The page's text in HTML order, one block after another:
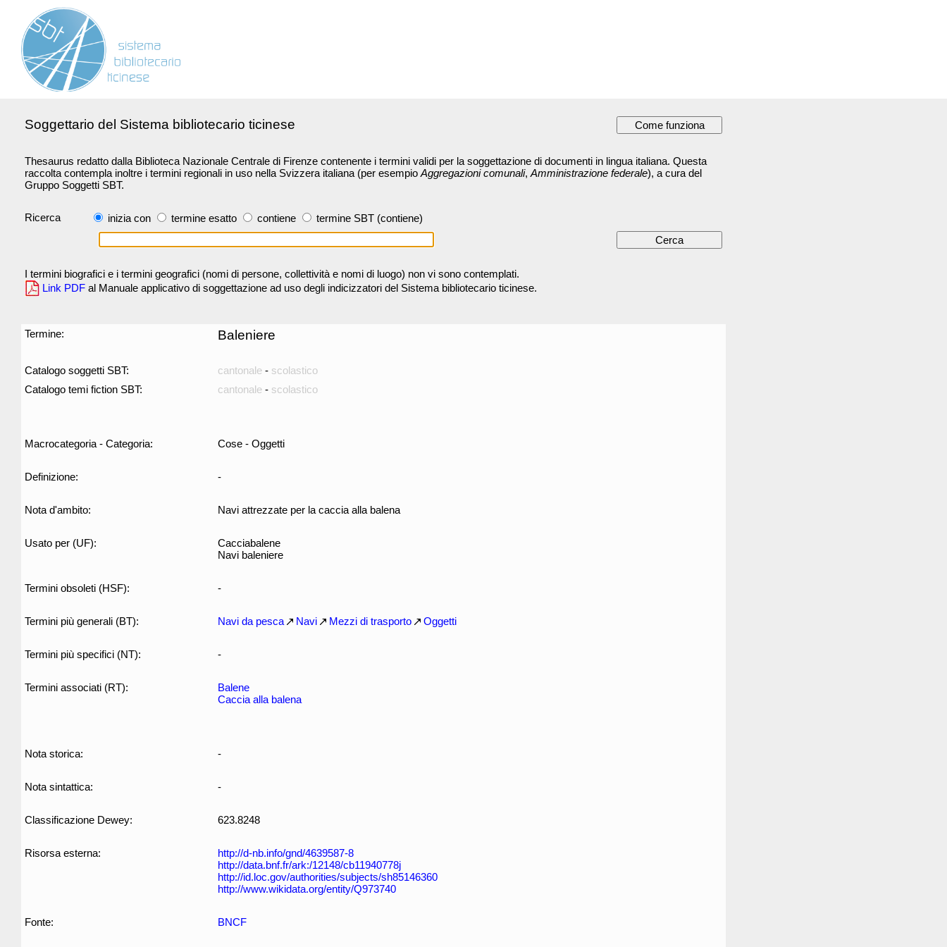
Soggettario del Sistema bibliotecario ticinese
Thesaurus redatto dalla Biblioteca Nazionale Centrale di Firenze contenente i termini validi per la soggettazione di documenti in lingua italiana. Questa
raccolta contempla inoltre i termini regionali in uso nella Svizzera italiana (per esempio Aggregazioni comunali, Amministrazione federale), a cura del
Gruppo Soggetti SBT.
Ricerca inizia con termine esatto contiene termine SBT (contiene)
I termini biografici e i termini geografici (nomi di persone, collettività e nomi di luogo) non vi sono contemplati.
Link PDF al Manuale applicativo di soggettazione ad uso degli indicizzatori del Sistema bibliotecario ticinese.
Termine: Baleniere
Catalogo soggetti SBT: cantonale - scolastico
Catalogo temi fiction SBT:
cantonale - scolastico
Macrocategoria - Categoria: Cose - Oggetti
Definizione: -
Nota d'ambito: Navi attrezzate per la caccia alla balena
Usato per (UF):
Cacciabalene
Navi baleniere
Termini obsoleti (HSF): -
Termini più generali (BT): Navi da pesca Navi Mezzi di trasporto Oggetti
Termini più specifici (NT): -
Termini associati (RT):
Balene
Caccia alla balena
Nota storica: -
Nota sintattica: -
Classificazione Dewey: 623.8248
Risorsa esterna:
http://d-nb.info/gnd/4639587-8
http://data.bnf.fr/ark:/12148/cb11940778j
http://id.loc.gov/authorities/subjects/sh85146360
http://www.wikidata.org/entity/Q973740
Fonte: BNCF